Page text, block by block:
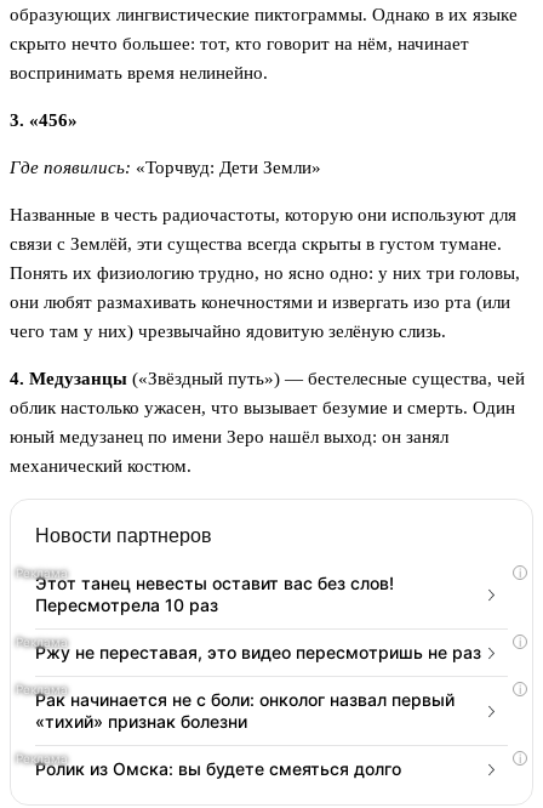
образующих лингвистические пиктограммы. Однако в их языке
скрыто нечто большее: тот, кто говорит на нём, начинает
воспринимать время нелинейно.
3. «456»
Где появились: «Торчвуд: Дети Земли»
Названные в честь радиочастоты, которую они используют для
связи с Землёй, эти существа всегда скрыты в густом тумане.
Понять их физиологию трудно, но ясно одно: у них три головы,
они любят размахивать конечностями и извергать изо рта (или
чего там у них) чрезвычайно ядовитую зелёную слизь.
4. Медузанцы («Звёздный путь») — бестелесные существа, чей
облик настолько ужасен, что вызывает безумие и смерть. Один
юный медузанец по имени Зеро нашёл выход: он занял
механический костюм.
Новости партнеров
i
Этот танец невесты оставит вас без слов!
Пересмотрела 10 раз
i
Ржу не переставая, это видео пересмотришь не раз
i
Рак начинается не с боли: онколог назвал первый
«тихий» признак болезни
i
Ролик из Омска: вы будете смеяться долго